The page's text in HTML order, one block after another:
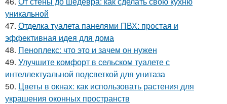
уникальной
47. Отделка туалета панелями ПВХ: простая и
эффективная идея для дома
48. Пеноплекс: что это и зачем он нужен
49. Улучшите комфорт в сельском туалете с
интеллектуальной подсветкой для унитаза
50. Цветы в окнах: как использовать растения для
украшения оконных пространств